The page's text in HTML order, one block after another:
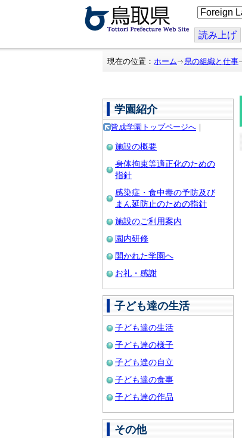
こ
の
ジ
を
翻
読み上げ
現在の位置： ホーム 県の組織と仕事
学園紹介
皆成学園トップページへ ｜
施設の概要
身体拘束等適正化のための
指針
感染症・食中毒の予防及び
まん延防止のための指針
施設のご利用案内
園内研修
開かれた学園へ
お礼・感謝
子ども達の生活
子ども達の生活
子ども達の様子
子ども達の自立
子ども達の食事
子ども達の作品
その他